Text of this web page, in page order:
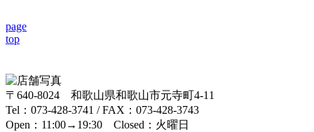
page
top
〒640-8024 和歌山県和歌山市元寺町4-11
Tel：073-428-3741 / FAX：073-428-3743
Open：11:00→19:30 Closed：火曜日